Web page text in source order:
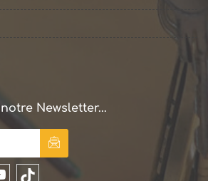
Newsletter...